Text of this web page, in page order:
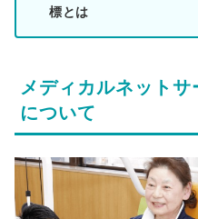
標とは
メディカルネット
について